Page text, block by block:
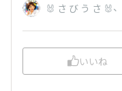
🐰 さ び う さ 🐰、
いいね